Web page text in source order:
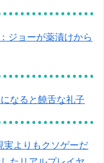
ジョーが薬漬けから
なると饒舌な礼子
実よりもクソゲーだ